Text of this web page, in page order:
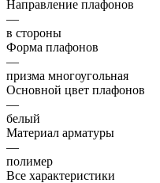
Направление плафонов
—
в стороны
Форма плафонов
—
призма многоугольная
Основной цвет плафонов
—
белый
Материал арматуры
—
полимер
Все характеристики